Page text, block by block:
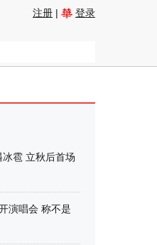
注册 | 登录
雹 立秋后首场
演唱会 称不是